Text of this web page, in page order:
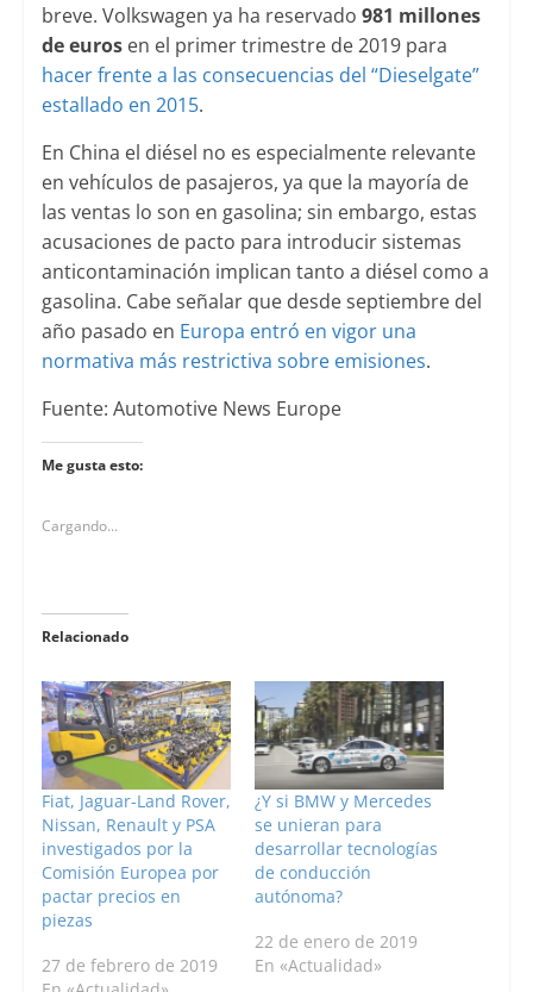
breve. Volkswagen ya ha reservado 981 millones
de eurosen el primer trimestre de 2019 para
hacer frente a las consecuencias del “Dieselgate”
estallado en 2015.
En China el diésel no es especialmente relevante
en vehículos de pasajeros, ya que la mayoría de
las ventas lo son en gasolina; sin embargo, estas
acusaciones de pacto para introducir sistemas
anticontaminación implican tanto a diésel como a
gasolina. Cabe señalar que desde septiembre del
año pasado en Europa entró en vigor una
normativa más restrictiva sobre emisiones.
Fuente: Automotive News Europe
Me gusta esto:
Cargando...
Relacionado
Fiat, Jaguar-Land Rover,
Nissan, Renault y PSA
investigados por la
Comisión Europea por
pactar precios en
piezas
27 de febrero de 2019
¿Y si BMW y Mercedes
se unieran para
desarrollar tecnologías
de conducción
autónoma?
22 de enero de 2019
En «Actualidad»